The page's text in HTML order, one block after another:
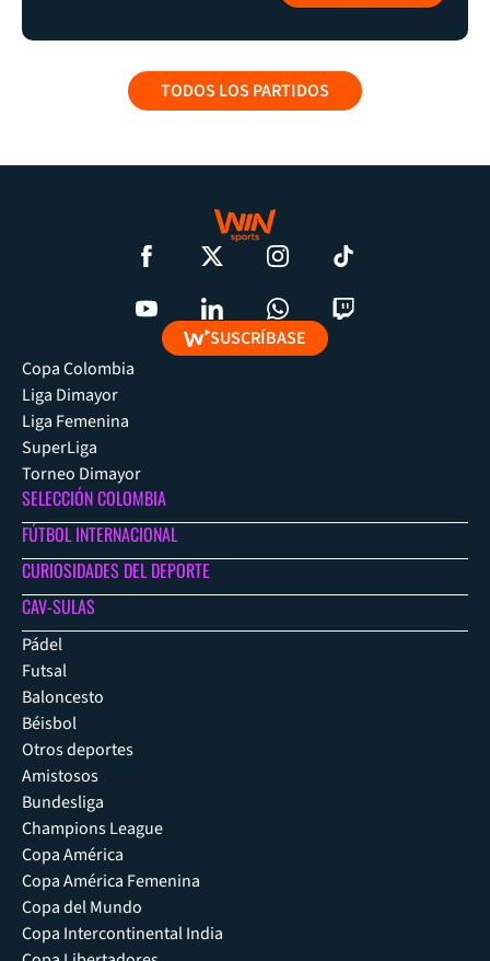
TODOS LOS PARTIDOS
SUSCRÍBASE
Copa Colombia
Liga Dimayor
Liga Femenina
SuperLiga
Torneo Dimayor
SELECCIÓN COLOMBIA
FÚTBOL INTERNACIONAL
CURIOSIDADES DEL DEPORTE
CAV-SULAS
Pádel
Futsal
Baloncesto
Béisbol
Otros deportes
Amistosos
Bundesliga
Champions League
Copa América
Copa América Femenina
Copa del Mundo
Copa Intercontinental India